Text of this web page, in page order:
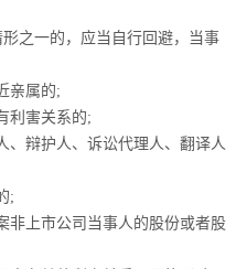
之一的，应当自行回避，当事
亲属的;
利害关系的;
、辩护人、诉讼代理人、翻译人
;
非上市公司当事人的股份或者股